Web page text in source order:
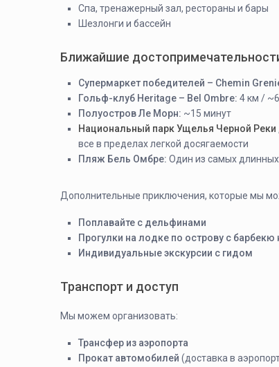
Спа, тренажерный зал, рестораны и бары
Шезлонги и бассейн
Ближайшие
Супермаркет победителей – Chemin
Гольф-клуб Heritage – Bel Ombre: 4 км /
Полуостров Ле Морн: ~15 минут
Национальный парк Ущелья Черной Реки
все в пределах легкой досягаемости
Пляж Бель Омбре: Один из самых
Дополнительные приключения, которые мы
Поплавайте с дельфинами
Прогулки на лодке по острову с барбекю
Индивидуальные экскурсии с гидом
Транспорт и доступ
Мы можем организовать:
Трансфер из аэропорта
Прокат автомобилей (доставка в